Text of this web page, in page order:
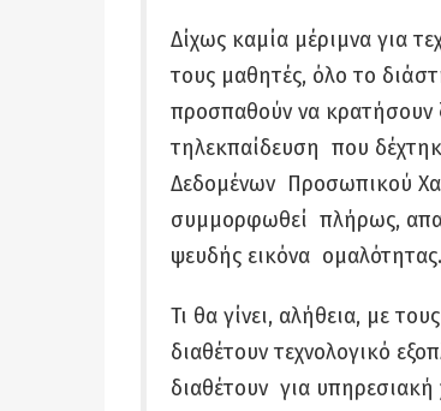
Δίχως καμία μέριμνα για
τους μαθητές, όλο το
προσπαθούν να κρατήσουν
τηλεκπαίδευση που
Δεδομένων Προσωπικού
συμμορφωθεί πλήρως,
ψευδής εικόνα ομαλότητας.
Τι θα γίνει, αλήθεια, με
διαθέτουν τεχνολογικό
διαθέτουν για